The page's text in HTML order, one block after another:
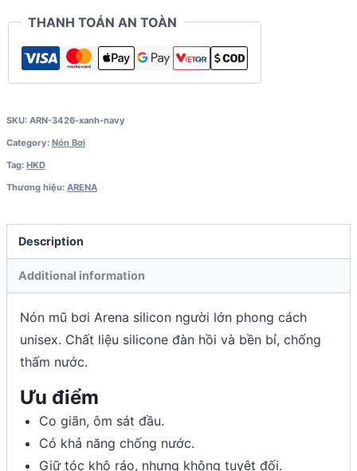
THANH TOÁN AN TOÀN
SKU: ARN-3426-xanh-navy
Category: Nón Bơi
Tag: HKD
Thương hiệu: ARENA
Description
Additional information
Nón mũ bơi Arena silicon người lớn phong cách
unisex. Chất liệu silicone đàn hồi và bền bỉ, chống
thấm nước.
Ưu điểm
Co giãn, ôm sát đầu.
Có khả năng chống nước.
Giữ tóc khô ráo, nhưng không tuyệt đối.